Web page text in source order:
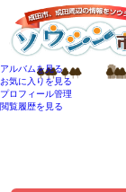
アルバムを見る
お気に入りを見る
プロフィール管理
閲覧履歴を見る